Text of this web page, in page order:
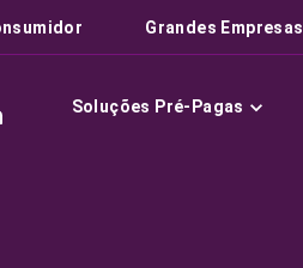
Grandes Empresas
Soluções Pré-Pagas